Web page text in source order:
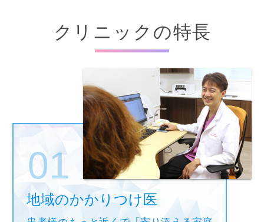
クリニックの特長
地域のかかりつけ医